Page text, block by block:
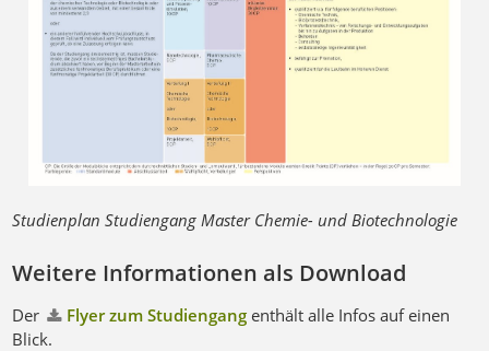
Studienplan Studiengang Master Chemie- und Biotechnologie
Weitere Informationen als Download
Der Flyer zum Studiengangenthält alle Infos auf einen
Blick.